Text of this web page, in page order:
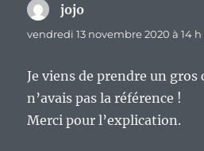
jojo
vendredi 13 novembre 2020 à 14 h
Je viens de prendre un gros
n’avais pas la référence !
Merci pour l’explication.